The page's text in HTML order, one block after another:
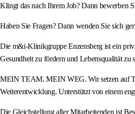
Klingt das nach Ihrem Job? Dann bewerben
Haben Sie Fragen? Dann wenden Sie sich
Die m&i-Klinikgruppe Enzensberg ist ein
Gesundheit zu fördern und Lebensqualität zu
MEIN TEAM. MEIN WEG. Wir setzen auf
Weiterentwicklung. Unterstützt von einem
Die Gleichstellung aller Mitarbeitenden ist